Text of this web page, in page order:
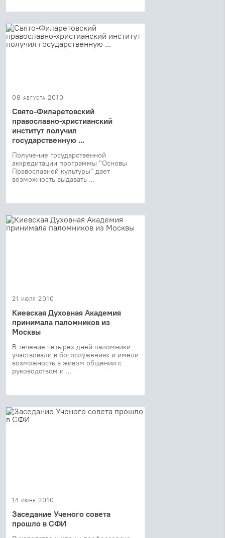
08 августа 2010
Свято-Филаретовский
православно-христианский
институт получил
государственную ...
Получение государственной
аккредитации программы "Основы
Православной культуры" дает
возможность выдавать ...
21 июля 2010
Киевская Духовная Академия
принимала паломников из
Москвы
В течение четырех дней паломники
участвовали в богослужениях и имели
возможность в живом общении с
руководством и ...
14 июня 2010
Заседание Ученого совета
прошло в СФИ